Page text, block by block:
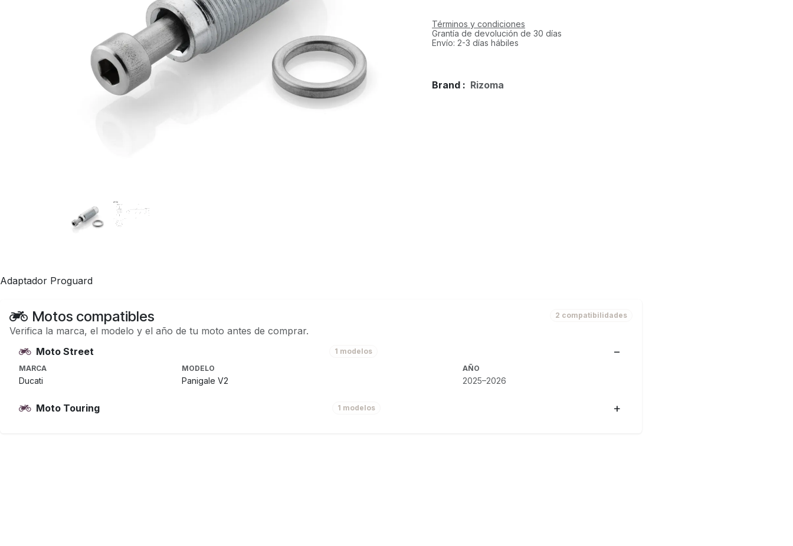
Términos y condiciones
Grantía de devolución de 30 días
Envío: 2-3 días hábiles
Brand : Rizoma
Adaptador Proguard
Motos compatibles
Verifica la marca, el modelo y el año de tu moto antes de comprar.
2 compatibilidades
Moto Street
1 modelos
MARCA
MODELO AÑO
Ducati Panigale V2 2025–2026
Moto Touring 1 modelos